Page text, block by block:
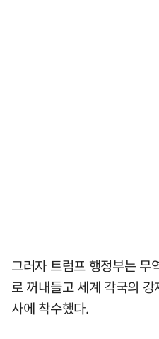
그러자 트럼프 행정부는
로 꺼내들고 세계 각국의
사에 착수했다.